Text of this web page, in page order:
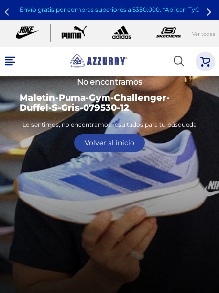
Envío gratis por compras superiores a $350.000. *Aplican TyC
Ver todas
No encontramos
Maletin-Puma-Gym-Challenger-
Duffel-S-Gris-079530-12
Lo sentimos, no encontramos resultados para tu búsqueda
Volver al inicio